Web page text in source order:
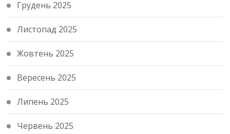
Грудень 2025
Листопад 2025
Жовтень 2025
Вересень 2025
Липень 2025
Червень 2025